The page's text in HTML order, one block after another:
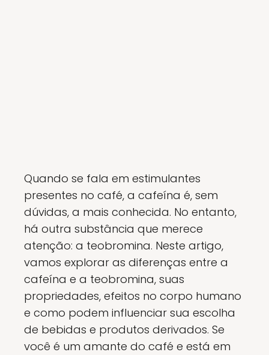
Quando se fala em estimulantes
presentes no café, a cafeína é, sem
dúvidas, a mais conhecida. No entanto,
há outra substância que merece
atenção: a teobromina. Neste artigo,
vamos explorar as diferenças entre a
cafeína e a teobromina, suas
propriedades, efeitos no corpo humano
e como podem influenciar sua escolha
de bebidas e produtos derivados. Se
você é um amante do café e está em